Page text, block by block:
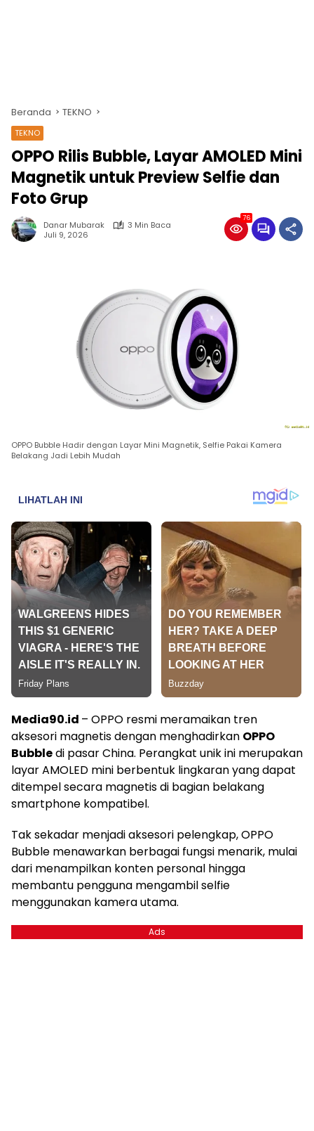
Beranda TEKNO
TEKNO
OPPO Rilis Bubble, Layar AMOLED Mini
Magnetik untuk Preview Selfie dan
Foto Grup
Danar Mubarak
3 Min Baca
Juli 9, 2026
76
OPPO Bubble Hadir dengan Layar Mini Magnetik, Selfie Pakai Kamera
Belakang Jadi Lebih Mudah
Media90.id – OPPO resmi meramaikan tren
aksesori magnetis dengan menghadirkan OPPO
Bubbledi pasar China. Perangkat unik ini merupakan
layar AMOLED mini berbentuk lingkaran yang dapat
ditempel secara magnetis di bagian belakang
smartphone kompatibel.
Tak sekadar menjadi aksesori pelengkap, OPPO
Bubble menawarkan berbagai fungsi menarik, mulai
dari menampilkan konten personal hingga
membantu pengguna mengambil selfie
menggunakan kamera utama.
Ads